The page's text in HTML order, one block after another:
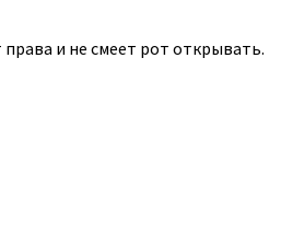
и не смеет рот открывать.